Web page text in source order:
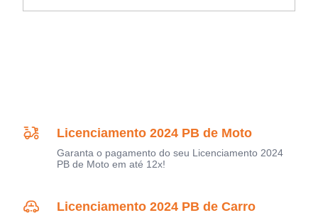
Licenciamento 2024 PB de Moto
Garanta o pagamento do seu Licenciamento 2024
PB de Moto em até 12x!
Licenciamento 2024 PB de Carro